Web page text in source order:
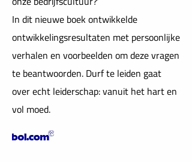
In dit nieuwe boek ontwikkelde
ontwikkelingsresultaten met persoonlijke
verhalen en voorbeelden om deze vragen
te beantwoorden. Durf te leiden gaat
over echt leiderschap: vanuit het hart en
vol moed.